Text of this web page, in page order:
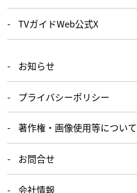
TVガイドWeb公式X
お知らせ
プライバシーポリシー
著作権・画像使用等について
お問合せ
会社情報